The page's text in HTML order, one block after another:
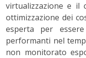
virtualizzazione e il
ottimizzazione dei
esperta per
performanti nel
non monitorato